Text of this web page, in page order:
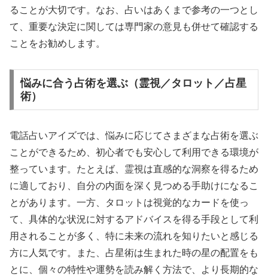
ることが大切です。なお、占いはあくまで参考の一つとし
て、重要な決定に関しては専門家の意見も併せて確認する
ことをお勧めします。
悩みに合う占術を選ぶ（霊視／タロット／占星
術）
電話占いアイズでは、悩みに応じてさまざまな占術を選ぶ
ことができるため、初心者でも安心して利用できる環境が
整っています。たとえば、霊視は直感的な洞察を得るため
に適しており、自分の内面を深く見つめる手助けになるこ
とがあります。一方、タロットは視覚的なカードを使っ
て、具体的な状況に対するアドバイスを得る手段として利
用されることが多く、特に未来の流れを知りたいと感じる
方に人気です。また、占星術は生まれた時の星の配置をも
とに、個々の特性や運勢を読み解く方法で、より長期的な